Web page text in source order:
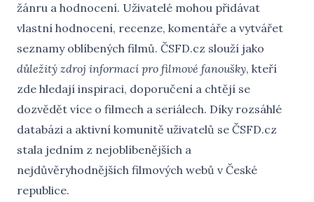
žánru a hodnocení. Uživatelé mohou přidávat
vlastní hodnocení, recenze, komentáře a vytvářet
seznamy oblíbených filmů. ČSFD.cz slouží jako
důležitý zdroj informací pro filmové fanoušky, kteří
zde hledají inspiraci, doporučení a chtějí se
dozvědět více o filmech a seriálech. Díky rozsáhlé
databázi a aktivní komunitě uživatelů se ČSFD.cz
stala jedním z nejoblíbenějších a
nejdůvěryhodnějších filmových webů v České
republice.